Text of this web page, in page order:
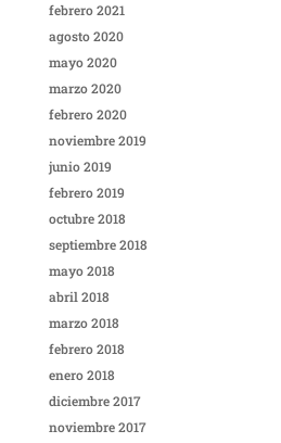
febrero 2021
agosto 2020
mayo 2020
marzo 2020
febrero 2020
noviembre 2019
junio 2019
febrero 2019
octubre 2018
septiembre 2018
mayo 2018
abril 2018
marzo 2018
febrero 2018
enero 2018
diciembre 2017
noviembre 2017